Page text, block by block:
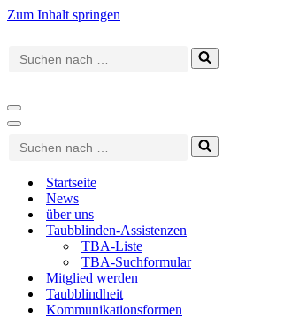
Zum Inhalt springen
Suchen
nach …
Navigationsmenü
Navigationsmenü
Suchen
nach …
Startseite
News
über uns
Taubblinden-Assistenzen
TBA-Liste
TBA-Suchformular
Mitglied werden
Taubblindheit
Kommunikationsformen